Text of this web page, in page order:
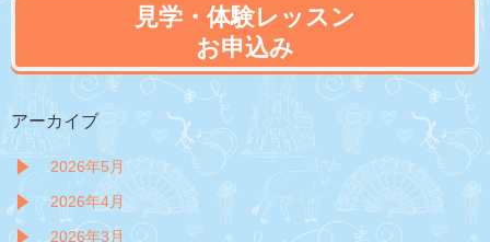
見学・体験レッスン
お申込み
アーカイブ
2026年5月
2026年4月
2026年3月